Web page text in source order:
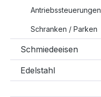
Antriebssteuerungen
Schranken / Parken
Schmiedeeisen
Edelstahl